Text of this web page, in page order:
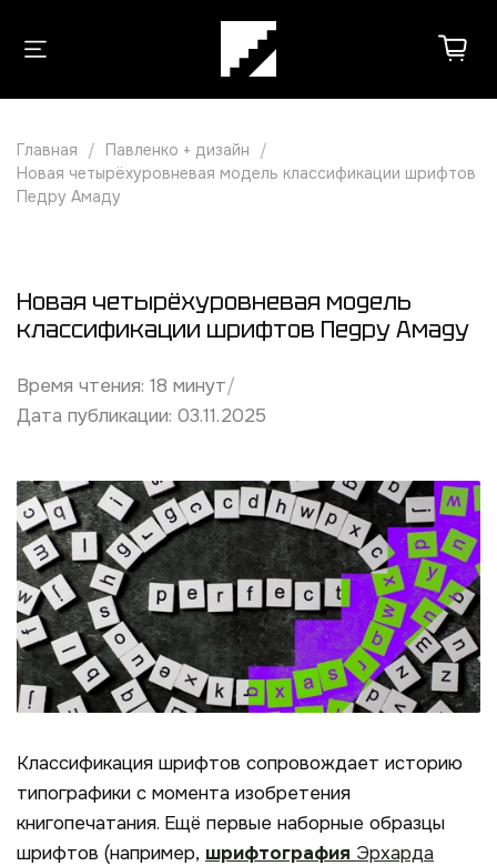
Главная
Павленко + дизайн
Новая четырёхуровневая модель классификации шрифтов
Педру Амаду
Новая четырёхуровневая модель
классификации шрифтов Педру Амаду
Время чтения: 18 минут/
Дата публикации: 03.11.2025
Классификация шрифтов сопровождает историю
типографики с момента изобретения
книгопечатания. Ещё первые наборные образцы
шрифтов (например, шрифтография Эрхарда